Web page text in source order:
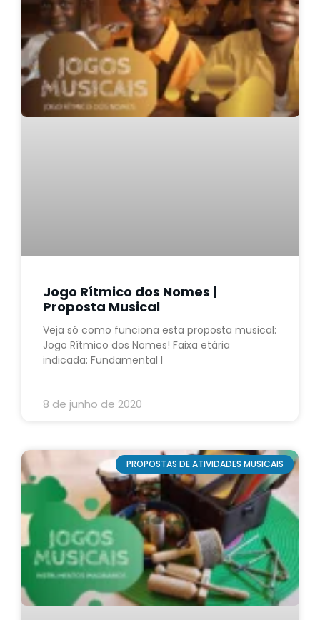
Jogo Rítmico dos Nomes |
Proposta Musical
Veja só como funciona esta proposta musical:
Jogo Rítmico dos Nomes! Faixa etária
indicada: Fundamental I
8 de junho de 2020
PROPOSTAS DE ATIVIDADES MUSICAIS